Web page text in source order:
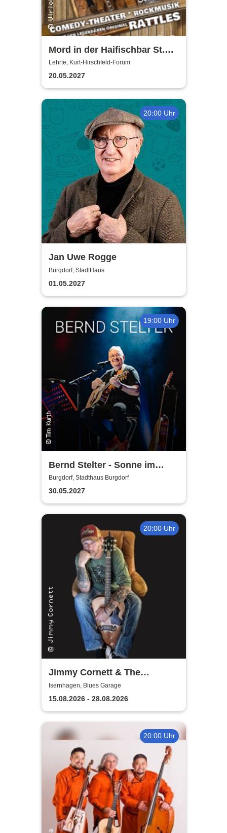
Mord in der Haifischbar St.
Pauli - Theater IK's & The
Rattles - Theater & Musik
Lehrte, Kurt-Hirschfeld-Forum
20.05.2027
20:00 Uhr
Jan Uwe Rogge
Burgdorf, StadtHaus
01.05.2027
19:00 Uhr
Bernd Stelter - Sonne im
Herzen, Blödsinn im Kopp!
Burgdorf, Stadthaus Burgdorf
30.05.2027
20:00 Uhr
Jimmy Cornett & The
Deadmen
Isernhagen, Blues Garage
15.08.2026 - 28.08.2026
20:00 Uhr